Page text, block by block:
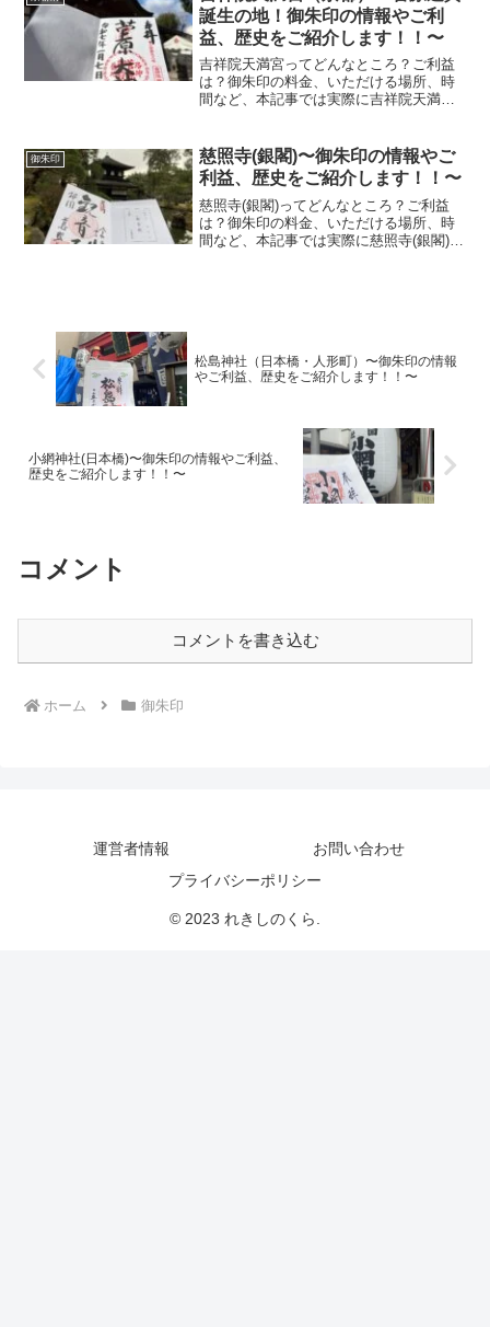
誕生の地！御朱印の情報やご利
益、歴史をご紹介します！！〜
吉祥院天満宮ってどんなところ？ご利益
は？御朱印の料金、いただける場所、時
間など、本記事では実際に吉祥院天満宮
宮とは？吉祥院天満宮は朱雀天皇が菅原
道真を尊崇してお祀りし...
御朱印
慈照寺(銀閣)〜御朱印の情報やご
利益、歴史をご紹介します！！〜
慈照寺(銀閣)ってどんなところ？ご利益
は？御朱印の料金、いただける場所、時
間など、本記事では実際に慈照寺(銀閣)に
松島神社（日本橋・人形町）〜御朱印の情報
やご利益、歴史をご紹介します！！〜
小網神社(日本橋)〜御朱印の情報やご利益、
歴史をご紹介します！！〜
コメント
コメントを書き込む
ホーム 御朱印
運営者情報
お問い合わせ
プライバシーポリシー
© 2023 れきしのくら.